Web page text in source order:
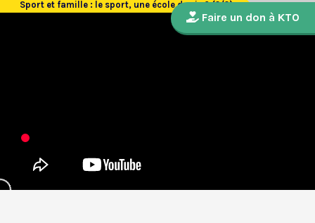
Sport et famille : le sport, une école de vie ? (2/2)
Faire un don à KTO